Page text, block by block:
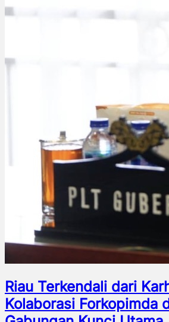
Riau Terkendali dari
Kolaborasi Forkopimda